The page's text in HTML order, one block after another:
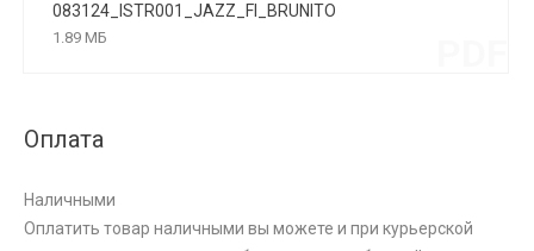
083124_ISTR001_JAZZ_FI_BRUNITO
1.89 МБ
Оплата
Наличными
Оплатить товар наличными вы можете и при курьерской